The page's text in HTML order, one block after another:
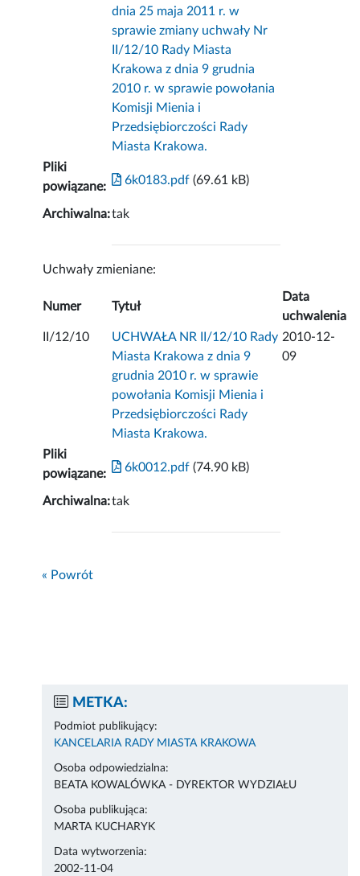
dnia 25 maja 2011 r. w
sprawie zmiany uchwały Nr
II/12/10 Rady Miasta
Krakowa z dnia 9 grudnia
2010 r. w sprawie powołania
Komisji Mienia i
Przedsiębiorczości Rady
Miasta Krakowa.
Pliki
powiązane:
6k0183.pdf (69.61 kB)
Archiwalna:tak
Uchwały zmieniane:
Numer Tytuł
Data
uchwalenia
II/12/10
UCHWAŁA NR II/12/10 Rady
Miasta Krakowa z dnia 9
grudnia 2010 r. w sprawie
powołania Komisji Mienia i
Przedsiębiorczości Rady
Miasta Krakowa.
2010-12-
09
Pliki
powiązane:
6k0012.pdf (74.90 kB)
Archiwalna:tak
« Powrót
METKA:
Podmiot publikujący:
KANCELARIA RADY MIASTA KRAKOWA
Osoba odpowiedzialna:
BEATA KOWALÓWKA - DYREKTOR WYDZIAŁU
Osoba publikująca:
MARTA KUCHARYK
Data wytworzenia:
2002-11-04